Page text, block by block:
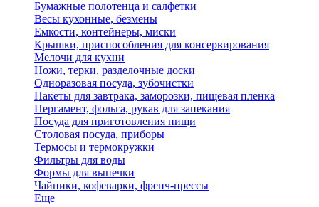
Бумажные полотенца и салфетки
Весы кухонные, безмены
Емкости, контейнеры, миски
Крышки, приспособления для консервирования
Мелочи для кухни
Ножи, терки, разделочные доски
Одноразовая посуда, зубочистки
Пакеты для завтрака, заморозки, пищевая пленка
Пергамент, фольга, рукав для запекания
Посуда для приготовления пищи
Столовая посуда, приборы
Термосы и термокружки
Фильтры для воды
Формы для выпечки
Чайники, кофеварки, френч-прессы
Еще